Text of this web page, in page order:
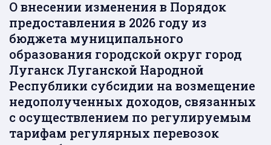
О внесении изменения в Порядок
предоставления в 2026 году из
бюджета муниципального
образования городской округ город
Луганск Луганской Народной
Республики субсидии на возмещение
недополученных доходов, связанных
с осуществлением по регулируемым
тарифам регулярных перевозок